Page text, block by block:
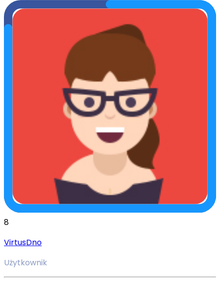
8
VirtusDno
Użytkownik